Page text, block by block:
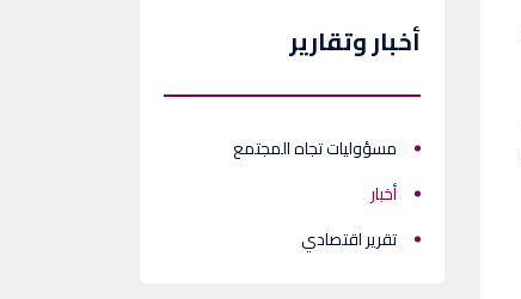
أخبار وتقارير
مسؤوليات تجاه المجتمع
أخبار
تقرير اقتصادي